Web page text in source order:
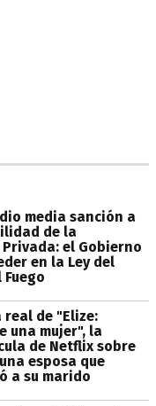
media sanción a
de la
el Gobierno
en la Ley del
de "Elize:
una mujer", la
de Netflix sobre
esposa que
a su marido